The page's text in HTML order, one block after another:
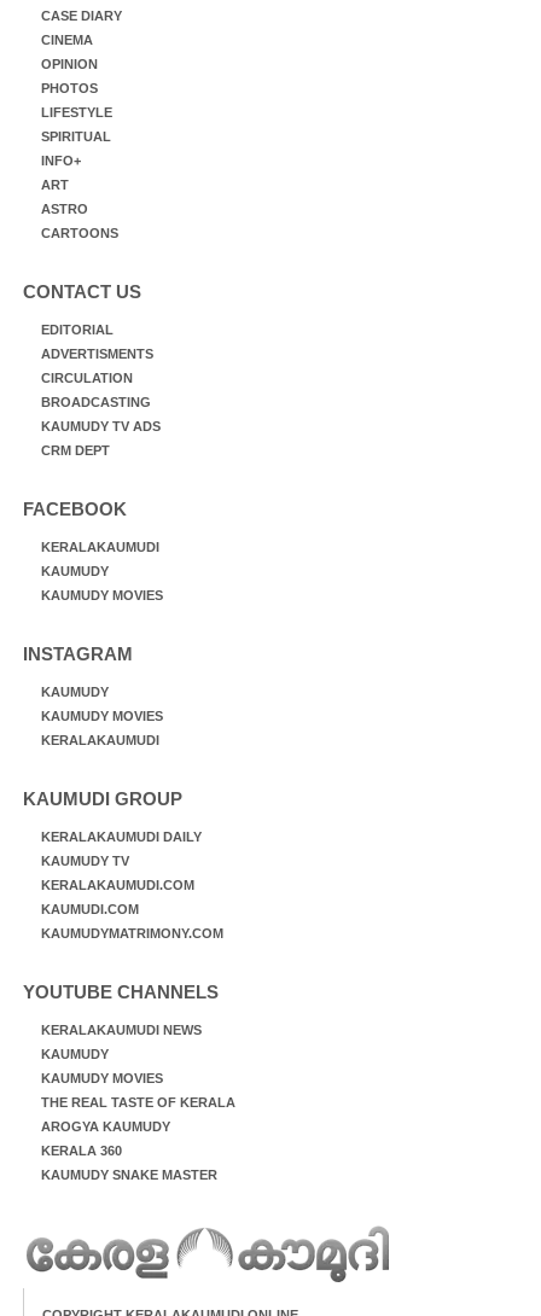
CASE DIARY
CINEMA
OPINION
PHOTOS
LIFESTYLE
SPIRITUAL
INFO+
ART
ASTRO
CARTOONS
CONTACT US
EDITORIAL
ADVERTISMENTS
CIRCULATION
BROADCASTING
KAUMUDY TV ADS
CRM DEPT
FACEBOOK
KERALAKAUMUDI
KAUMUDY
KAUMUDY MOVIES
INSTAGRAM
KAUMUDY
KAUMUDY MOVIES
KERALAKAUMUDI
KAUMUDI GROUP
KERALAKAUMUDI DAILY
KAUMUDY TV
KERALAKAUMUDI.COM
KAUMUDI.COM
KAUMUDYMATRIMONY.COM
YOUTUBE CHANNELS
KERALAKAUMUDI NEWS
KAUMUDY
KAUMUDY MOVIES
THE REAL TASTE OF KERALA
AROGYA KAUMUDY
KERALA 360
KAUMUDY SNAKE MASTER